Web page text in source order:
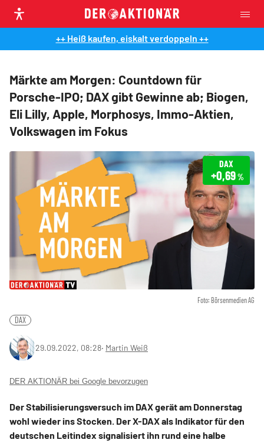
++ Heiß kaufen, eiskalt verdoppeln ++
Märkte am Morgen: Countdown für
Porsche-IPO; DAX gibt Gewinne ab; Biogen,
Eli Lilly, Apple, Morphosys, Immo-Aktien,
Volkswagen im Fokus
Foto: Börsenmedien AG
DAX
+0,69%
DAX
29.09.2022, 08:28‧ Martin Weiß
DER AKTIONÄR bei Google bevorzugen
Der Stabilisierungsversuch im DAX gerät am Donnerstag
wohl wieder ins Stocken. Der X-DAX als Indikator für den
deutschen Leitindex signalisiert ihn rund eine halbe